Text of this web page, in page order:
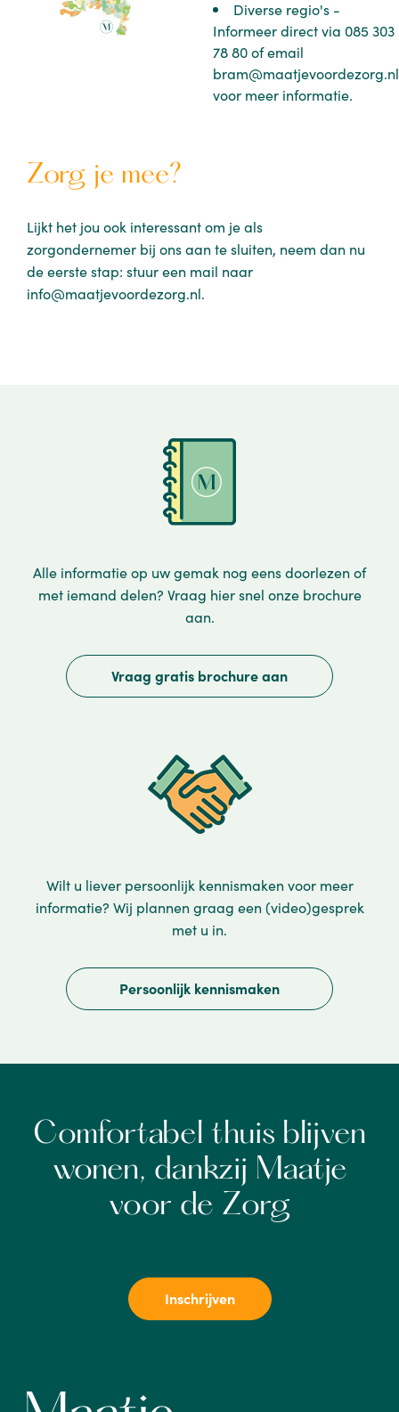
Diverse regio's -
Informeer direct via 085 303
78 80 of email
bram@maatjevoordezorg.nl
voor meer informatie.
Zorg je mee?
Lijkt het jou ook interessant om je als
zorgondernemer bij ons aan te sluiten, neem dan nu
de eerste stap: stuur een mail naar
info@maatjevoordezorg.nl.
Alle informatie op uw gemak nog eens doorlezen of
met iemand delen? Vraag hier snel onze brochure
aan.
Vraag gratis brochure aan
Wilt u liever persoonlijk kennismaken voor meer
informatie? Wij plannen graag een (video)gesprek
met u in.
Persoonlijk kennismaken
Comfortabel thuis blijven
wonen, dankzij Maatje
voor de Zorg
Inschrijven